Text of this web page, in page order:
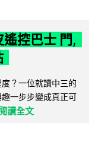
控巴士 門,
？一位就讀中三的
一步步變成真正可
閱讀全文